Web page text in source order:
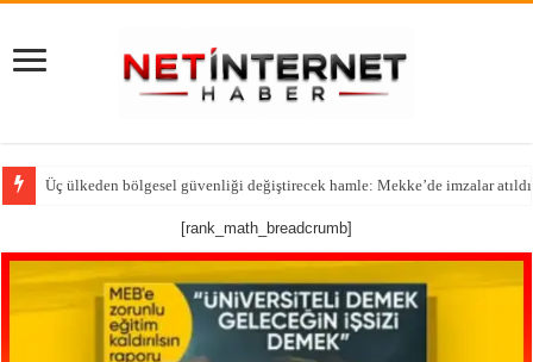
Üç ülkeden bölgesel güvenliği değiştirecek hamle: Mekke’de imzalar atıldı
[rank_math_breadcrumb]